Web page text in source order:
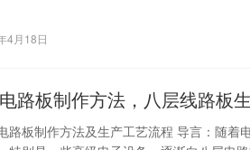
4月18日
路板制作方法，八层线路板
路板制作方法及生产工艺流程 导言：随着